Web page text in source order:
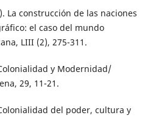
La construcción de las naciones
el caso del mundo
LIII (2), 275-311.
y Modernidad/
29, 11-21.
del poder, cultura y